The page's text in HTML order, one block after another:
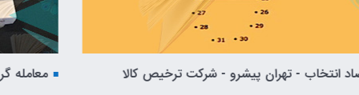
تضاد انتخاب - تهران پیشرو - شرکت ترخیص کالا ترخیص کالا